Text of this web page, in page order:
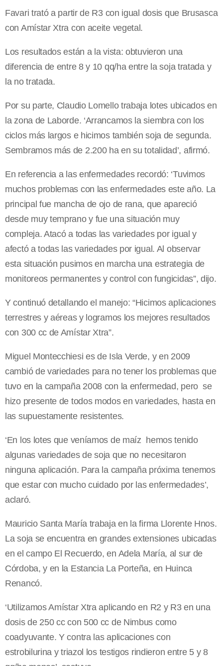
Favari trató a partir de R3 con igual dosis que Brusasca
con Amístar Xtra con aceite vegetal.
Los resultados están a la vista: obtuvieron una
diferencia de entre 8 y 10 qq/ha entre la soja tratada y
la no tratada.
Por su parte, Claudio Lomello trabaja lotes ubicados en
la zona de Laborde. ‘Arrancamos la siembra con los
ciclos más largos e hicimos también soja de segunda.
Sembramos más de 2.200 ha en su totalidad’, afirmó.
En referencia a las enfermedades recordó: ‘Tuvimos
muchos problemas con las enfermedades este año. La
principal fue mancha de ojo de rana, que apareció
desde muy temprano y fue una situación muy
compleja. Atacó a todas las variedades por igual y
afectó a todas las variedades por igual. Al observar
esta situación pusimos en marcha una estrategia de
monitoreos permanentes y control con fungicidas”, dijo.
Y continuó detallando el manejo: “Hicimos aplicaciones
terrestres y aéreas y logramos los mejores resultados
con 300 cc de Amístar Xtra”.
Miguel Montecchiesi es de Isla Verde, y en 2009
cambió de variedades para no tener los problemas que
tuvo en la campaña 2008 con la enfermedad, pero se
hizo presente de todos modos en variedades, hasta en
las supuestamente resistentes.
‘En los lotes que veníamos de maíz hemos tenido
algunas variedades de soja que no necesitaron
ninguna aplicación. Para la campaña próxima tenemos
que estar con mucho cuidado por las enfermedades’,
aclaró.
Mauricio Santa María trabaja en la firma Llorente Hnos.
La soja se encuentra en grandes extensiones ubicadas
en el campo El Recuerdo, en Adela María, al sur de
Córdoba, y en la Estancia La Porteña, en Huinca
Renancó.
‘Utilizamos Amístar Xtra aplicando en R2 y R3 en una
dosis de 250 cc con 500 cc de Nimbus como
coadyuvante. Y contra las aplicaciones con
estrobilurina y triazol los testigos rindieron entre 5 y 8